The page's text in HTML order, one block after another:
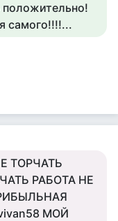
положительно!
самого!!!!...
ТОРЧАТЬ
РАБОТА НЕ
МОЙ